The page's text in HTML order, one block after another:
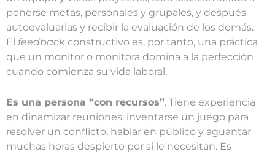
ponerse metas, personales y grupales, y después
autoevaluarlas y recibir la evaluación de los demás.
El feedback constructivo es, por tanto, una práctica
que un monitor o monitora domina a la perfección
cuando comienza su vida laboral.
Es una persona “con recursos”. Tiene experiencia
en dinamizar reuniones, inventarse un juego para
resolver un conflicto, hablar en público y aguantar
muchas horas despierto por si le necesitan. Es